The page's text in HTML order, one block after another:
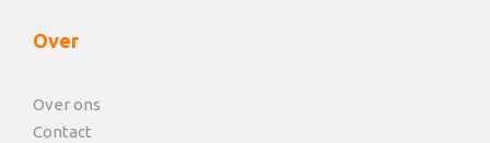
Over
Over ons
Contact